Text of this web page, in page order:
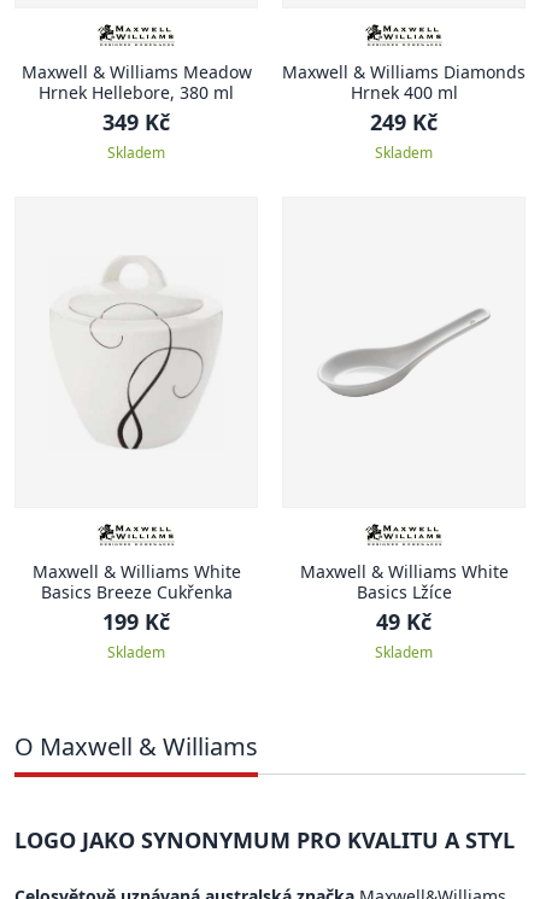
Maxwell & Williams Meadow
Hrnek Hellebore, 380 ml
349 Kč
Skladem
Maxwell & Williams Diamonds
Hrnek 400 ml
249 Kč
Skladem
Maxwell & Williams White
Basics Breeze Cukřenka
199 Kč
Skladem
Maxwell & Williams White
Basics Lžíce
49 Kč
Skladem
O Maxwell & Williams
LOGO JAKO SYNONYMUM PRO KVALITU A STYL